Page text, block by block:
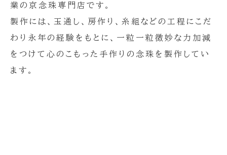
業の京念珠専門店です。
製作には、玉通し、房作り、糸組などの工程にこだ
わり永年の経験をもとに、一粒一粒微妙な力加減
をつけて心のこもった手作りの念珠を製作してい
ます。